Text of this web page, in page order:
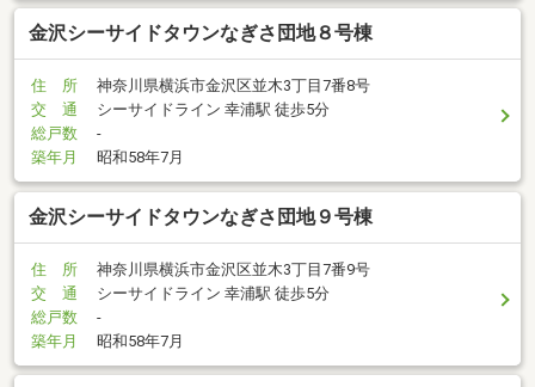
金沢シーサイドタウンなぎさ団地８号棟
住 所
神奈川県横浜市金沢区並木3丁目7番8号
交 通
シーサイドライン 幸浦駅 徒歩5分
総戸数
-
築年月
昭和58年7月
金沢シーサイドタウンなぎさ団地９号棟
住 所
神奈川県横浜市金沢区並木3丁目7番9号
交 通
シーサイドライン 幸浦駅 徒歩5分
総戸数
-
築年月
昭和58年7月